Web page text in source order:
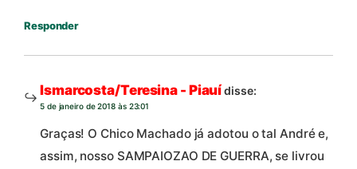
Responder
Ismarcosta/Teresina - Piauídisse:
5 de janeiro de 2018 às 23:01
Graças! O Chico Machado já adotou o tal André e,
assim, nosso SAMPAIOZAO DE GUERRA, se livrou